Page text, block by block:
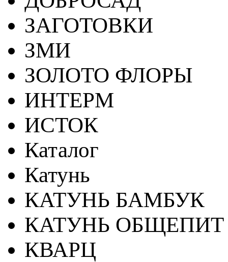
ЗАГОТОВКИ
ЗМИ
ЗОЛОТО ФЛОРЫ
ИНТЕРМ
ИСТОК
Каталог
Катунь
КАТУНЬ БАМБУК
КАТУНЬ ОБЩЕПИТ
КВАРЦ